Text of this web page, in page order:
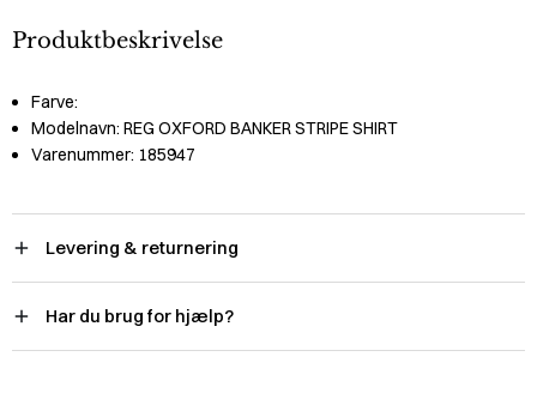
Produktbeskrivelse
Farve:
Modelnavn: REG OXFORD BANKER STRIPE SHIRT
Varenummer: 185947
Levering & returnering
Har du brug for hjælp?